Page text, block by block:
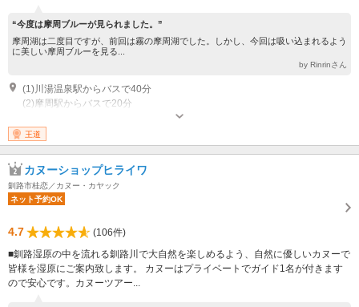
“今度は摩周ブルーが見られました。”
摩周湖は二度目ですが、前回は霧の摩周湖でした。しかし、今回は吸い込まれるよう
に美しい摩周ブルーを見る...
by Rinrinさん
(1)川湯温泉駅からバスで40分
(2)摩周駅からバスで20分
王道
カヌーショップヒライワ
釧路市桂恋／カヌー・カヤック
ネット予約OK
4.7
(106件)
■釧路湿原の中を流れる釧路川で大自然を楽しめるよう、自然に優しいカヌーで
皆様を湿原にご案内致します。 カヌーはプライベートでガイド1名が付きます
ので安心です。カヌーツアー...